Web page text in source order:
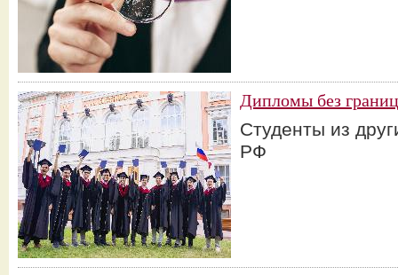
Дипломы без границ
Студенты из
РФ